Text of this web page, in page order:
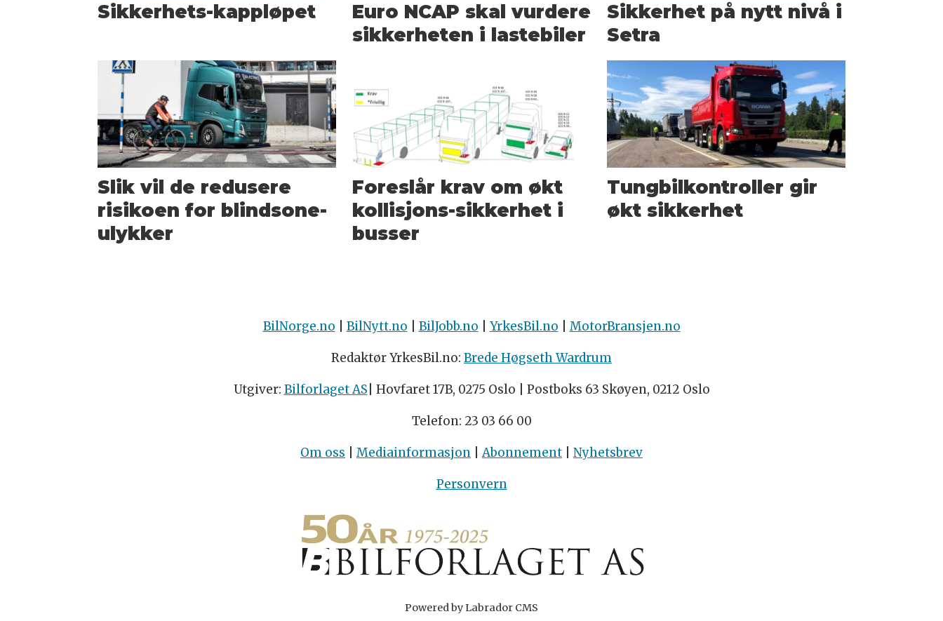
Sikkerhets-kappløpet
Euro NCAP skal vurdere
sikkerheten i lastebiler
Sikkerhet på nytt nivå i
Setra
Slik vil de redusere
risikoen for blindsone-
ulykker
Foreslår krav om økt
kollisjons-sikkerhet i
busser
Tungbilkontroller gir
økt sikkerhet
BilNorge.no BilNytt.no BilJobb.no YrkesBil.no MotorBransjen.no
Redaktør YrkesBil.no: Brede Høgseth Wardrum
Utgiver: Bilforlaget AS | Hovfaret 17B, 0275 Oslo | Postboks 63 Skøyen, 0212 Oslo
Telefon: 23 03 66 00
Om oss Mediainformasjon |Abonnement Nyhetsbrev
Personvern
Powered by Labrador CMS